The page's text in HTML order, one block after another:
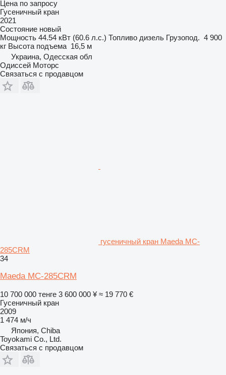
Цена по запросу
Гусеничный кран
2021
Состояние новый
Мощность 44.54 кВт (60.6 л.с.) Топливо дизель Грузопод. 4 900
кг Высота подъема 16,5 м
Украина, Одесская обл
Одиссей Моторс
Связаться с продавцом
гусеничный кран Maeda MC-
285CRM
34
Maeda MC-285CRM
10 700 000 тенге 3 600 000 ¥ ≈ 19 770 €
Гусеничный кран
2009
1 474 м/ч
Япония, Chiba
Toyokami Co., Ltd.
Связаться с продавцом